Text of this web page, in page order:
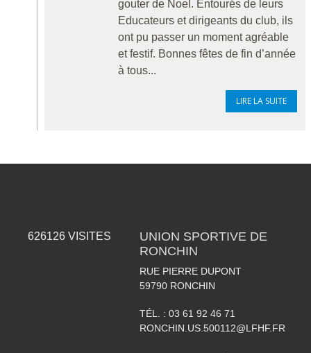
gouter de Noel. Entourés de leurs
Educateurs et dirigeants du club, ils
ont pu passer un moment agréable
et festif. Bonnes fêtes de fin d’année
à tous...
LIRE LA SUITE
626126 VISITES
UNION SPORTIVE DE
RONCHIN
RUE PIERRE DUPONT
59790 RONCHIN
TÉL. : 03 61 92 46 71
RONCHIN.US.500112@LFHF.FR